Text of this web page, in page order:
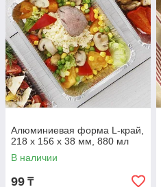
Алюминиевая форма L-край,
218 х 156 х 38 мм, 880 мл
В наличии
99 ₸